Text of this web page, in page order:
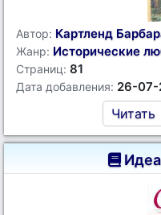
Автор: Картленд
Жанр: Исторические
Страниц: 81
Дата добавления: 26-
Читать